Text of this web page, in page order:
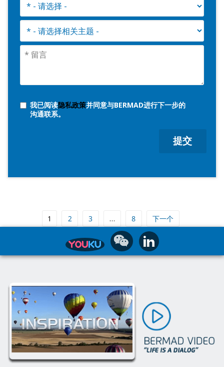
我已阅读隐私政策并同意与BERMAD进行下一步的
沟通联系。
Page
1 Page
2 Page
3 … Page
8 下一个